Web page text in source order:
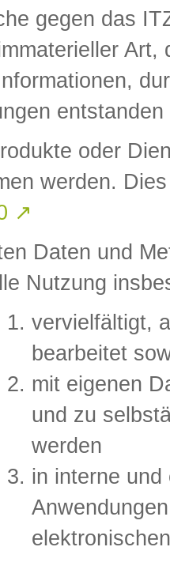
gegen das
oder
werden.
↗
Daten und
Nutzung
vervielfältigt,
bearbeitet
mit eigenen
und zu
werden
in interne